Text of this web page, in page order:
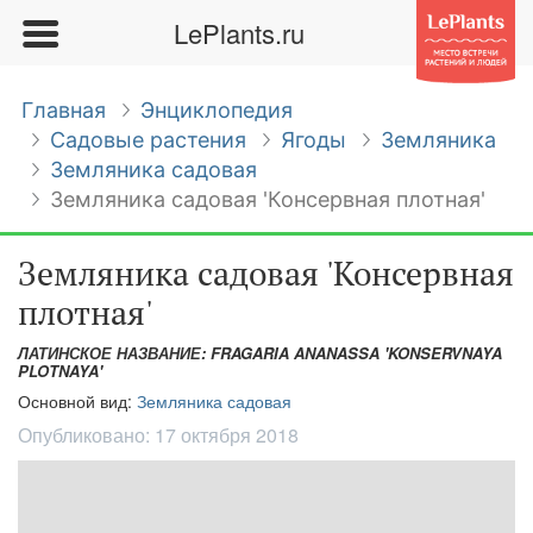
LePlants.ru
Главная
Энциклопедия
Садовые растения
Ягоды
Земляника
Земляника садовая
Земляника садовая 'Консервная плотная'
Земляника садовая 'Консервная
плотная'
ЛАТИНСКОЕ НАЗВАНИЕ: FRAGARIA ANANASSA 'KONSERVNAYA
PLOTNAYA'
Основной вид: Земляника садовая
Опубликовано: 17 октября 2018